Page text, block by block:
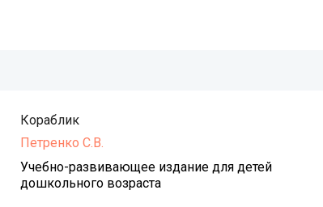
Кораблик
Петренко С.В.
Учебно-развивающее издание для детей
дошкольного возраста